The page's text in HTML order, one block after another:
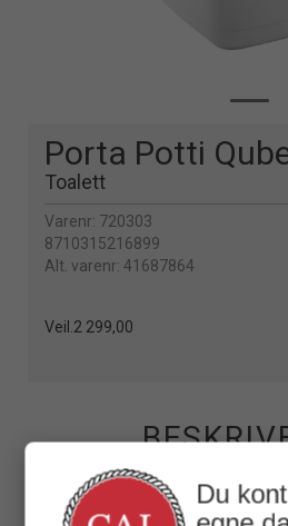
Porta Potti
Toalett
Varenr: 720303
8710315216899
Alt. varenr: 41687864
Veil. 2 299,00
Komfortklasse 2/3
Størrelse Stor
Du